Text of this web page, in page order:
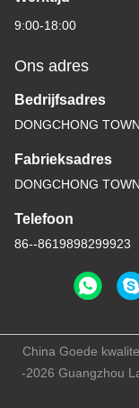
9:00-18:00
Ons adres
Bedrijfsadres
DONGCHONG
Fabrieksadres
DONGCHONG
Telefoon
86--8619898299923
China Goede
-2026 Guangzhou